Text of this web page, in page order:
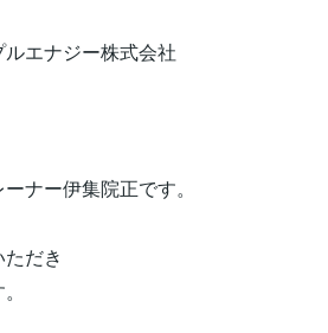
エナジー株式会社
ナー伊集院正です。
だき